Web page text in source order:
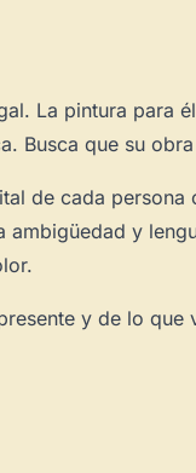
La pintura para
Busca que su
de cada
y
y de lo